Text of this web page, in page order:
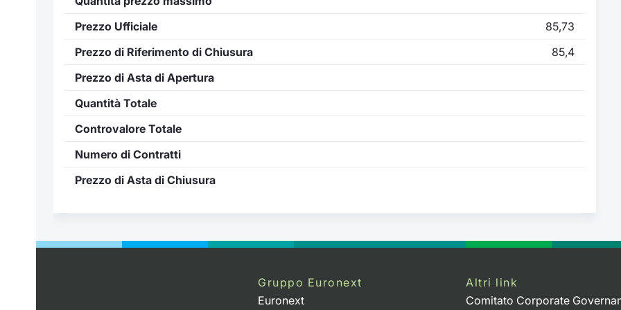
Prezzo Ufficiale
85,73
Prezzo di Riferimento di Chiusura
85,4
Prezzo di Asta di Apertura
Quantità Totale
Controvalore Totale
Numero di Contratti
Prezzo di Asta di Chiusura
Gruppo Euronext
Euronext
Altri link
Comitato Corporate